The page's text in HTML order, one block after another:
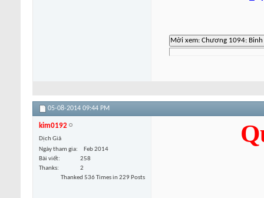
05-08-2014 09:44 PM
kim0192
Dịch Giả
Ngày tham gia
Feb 2014
Bài viết
258
Thanks
2
Thanked 536 Times in 229 Posts